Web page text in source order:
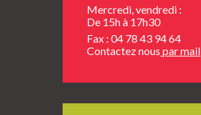
Mercredi, vendredi :
De 15h à 17h30
Fax : 04 78 43 94 64
Contactez nous par mail